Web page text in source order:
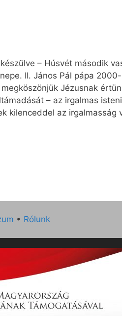
– Húsvét második
II. János Pál pápa
Jézusnak
– az irgalmas
kilenceddel az irgalmasság
• Rólunk